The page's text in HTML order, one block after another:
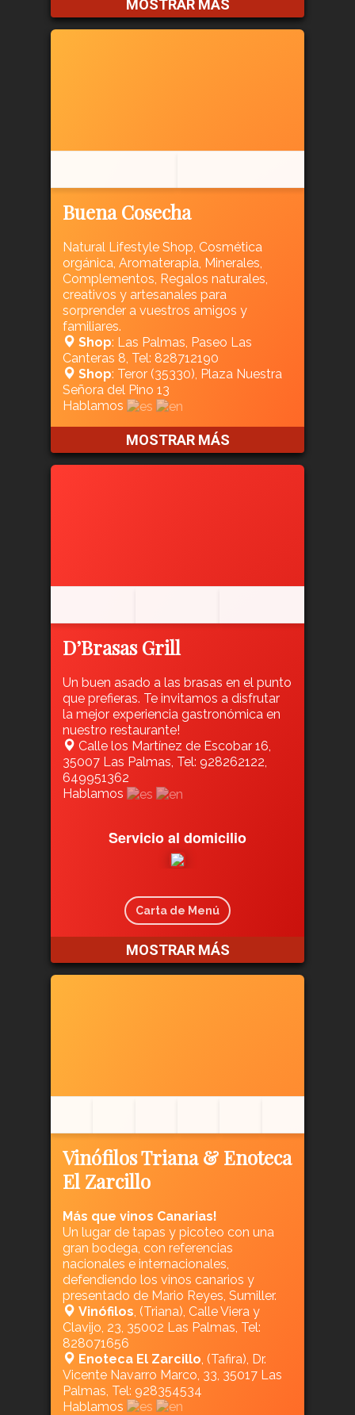
MOSTRAR MÁS
Buena Cosecha
Natural Lifestyle Shop, Cosmética
orgánica, Aromaterapia, Minerales,
Complementos, Regalos naturales,
creativos y artesanales para
sorprender a vuestros amigos y
familiares.
Shop: Las Palmas, Paseo Las
Canteras 8, Tel: 828712190
Shop: Teror (35330), Plaza Nuestra
Señora del Pino 13
Hablamos
MOSTRAR MÁS
D’Brasas Grill
Un buen asado a las brasas en el punto
que prefieras. Te invitamos a disfrutar
la mejor experiencia gastronómica en
nuestro restaurante!
Calle los Martínez de Escobar 16,
35007 Las Palmas, Tel: 928262122,
649951362
Hablamos
Servicio al domicilio
Carta de Menú
MOSTRAR MÁS
Vinófilos Triana & Enoteca
El Zarcillo
Más que vinos Canarias!
Un lugar de tapas y picoteo con una
gran bodega, con referencias
nacionales e internacionales,
defendiendo los vinos canarios y
presentado de Mario Reyes, Sumiller.
Vinófilos , (Triana), Calle Viera y
Clavijo, 23, 35002 Las Palmas, Tel:
828071656
Enoteca El Zarcillo , (Tafira), Dr.
Vicente Navarro Marco, 33, 35017 Las
Palmas, Tel: 928354534
Hablamos